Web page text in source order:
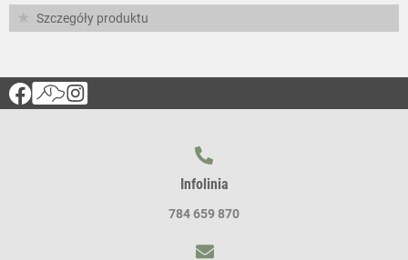
Szczegóły produktu
Infolinia
784 659 870